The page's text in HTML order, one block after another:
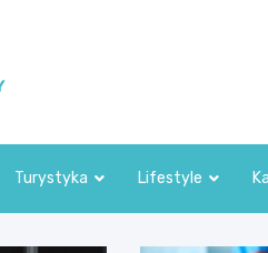
Turystyka Lifestyle